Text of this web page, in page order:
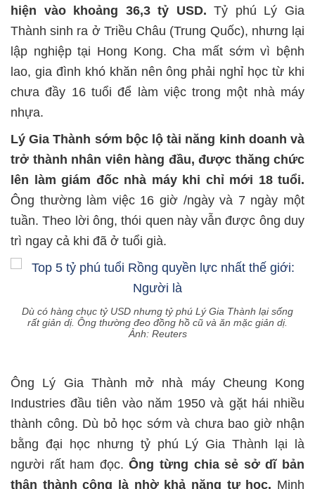
hiện vào khoảng 36,3 tỷ USD. Tỷ phú Lý Gia
Thành sinh ra ở Triều Châu (Trung Quốc), nhưng lại
lập nghiệp tại Hong Kong. Cha mất sớm vì bệnh
lao, gia đình khó khăn nên ông phải nghỉ học từ khi
chưa đầy 16 tuổi để làm việc trong một nhà máy
nhựa.
Lý Gia Thành sớm bộc lộ tài năng kinh doanh và
trở thành nhân viên hàng đầu, được thăng chức
lên làm giám đốc nhà máy khi chỉ mới 18 tuổi.
Ông thường làm việc 16 giờ /ngày và 7 ngày một
tuần. Theo lời ông, thói quen này vẫn được ông duy
trì ngay cả khi đã ở tuổi già.
Dù có hàng chục tỷ USD nhưng tỷ phú Lý Gia Thành lại sống
rất giản dị. Ông thường đeo đồng hồ cũ và ăn mặc giản dị.
Ảnh: Reuters
Ông Lý Gia Thành mở nhà máy Cheung Kong
Industries đầu tiên vào năm 1950 và gặt hái nhiều
thành công. Dù bỏ học sớm và chưa bao giờ nhận
bằng đại học nhưng tỷ phú Lý Gia Thành lại là
người rất ham đọc.Ông từng chia sẻ sở dĩ bản
thân thành công là nhờ khả năng tự học. Minh